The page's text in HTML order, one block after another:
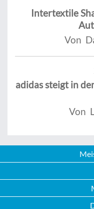
Intertextile
Von
adidas steigt in
Von